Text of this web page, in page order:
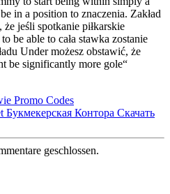
in a position to znaczenia. Zakład
jeśli spotkanie piłkarskie
be able to cała stawka zostanie
Under możesz obstawić, że
be significantly more gole“
Promo Codes
Контора Скачать
geschlossen.